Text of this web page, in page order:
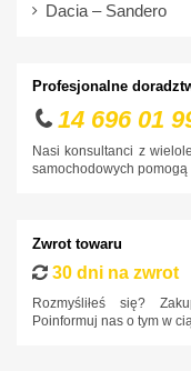
Honda
Infiniti
Isuzu
Iveco
Kia
Lancia
Dacia – Sandero
Profesjonalne
14 696 01
Nasi konsultanci z
samochodowych
Zwrot towaru
30 dni na zwrot
Rozmyśliłeś się?
Poinformuj nas o tym w